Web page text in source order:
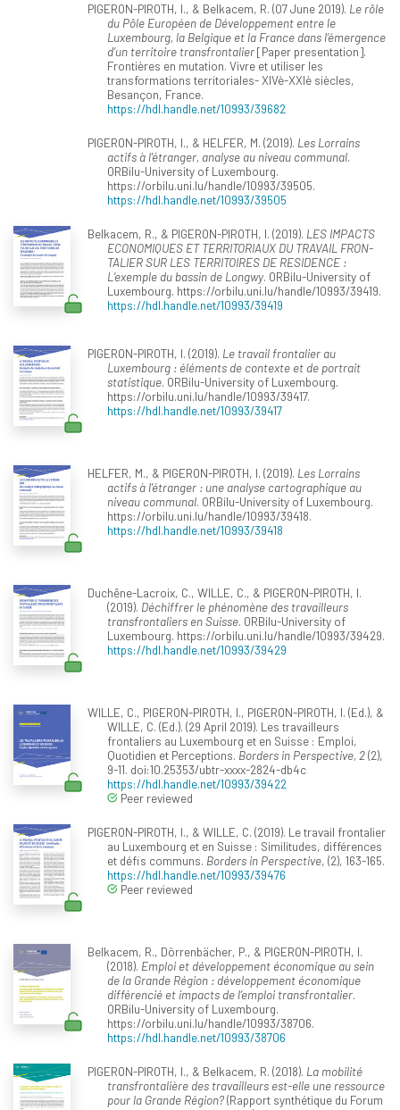
PIGERON-PIROTH, I., & Belkacem, R. (07 June 2019). Le rôle
du Pôle Européen de Développement entre le
Luxembourg, la Belgique et la France dans l’émergence
d’un territoire transfrontalier[Paper presentation].
Frontières en mutation. Vivre et utiliser les
transformations territoriales- XIVè-XXIè siècles,
Besançon, France.
https://hdl.handle.net/10993/39682
PIGERON-PIROTH, I., & HELFER, M. (2019). Les Lorrains
actifs à l'étranger, analyse au niveau communal.
ORBilu-University of Luxembourg.
https://orbilu.uni.lu/handle/10993/39505.
https://hdl.handle.net/10993/39505
Belkacem, R., & PIGERON-PIROTH, I. (2019). LES IMPACTS
ECONOMIQUES ET TERRITORIAUX DU TRAVAIL FRON-
TALIER SUR LES TERRITOIRES DE RESIDENCE :
L’exemple du bassin de Longwy. ORBilu-University of
Luxembourg. https://orbilu.uni.lu/handle/10993/39419.
https://hdl.handle.net/10993/39419
PIGERON-PIROTH, I. (2019). Le travail frontalier au
Luxembourg : éléments de contexte et de portrait
statistique. ORBilu-University of Luxembourg.
https://orbilu.uni.lu/handle/10993/39417.
https://hdl.handle.net/10993/39417
HELFER, M., & PIGERON-PIROTH, I. (2019). Les Lorrains
actifs à l'étranger : une analyse cartographique au
niveau communal. ORBilu-University of Luxembourg.
https://orbilu.uni.lu/handle/10993/39418.
https://hdl.handle.net/10993/39418
Duchêne-Lacroix, C., WILLE, C., & PIGERON-PIROTH, I.
(2019). Déchiffrer le phénomène des travailleurs
transfrontaliers en Suisse. ORBilu-University of
Luxembourg. https://orbilu.uni.lu/handle/10993/39429.
https://hdl.handle.net/10993/39429
WILLE, C., PIGERON-PIROTH, I., PIGERON-PIROTH, I. (Ed.), &
WILLE, C. (Ed.). (29 April 2019). Les travailleurs
frontaliers au Luxembourg et en Suisse : Emploi,
Quotidien et Perceptions. Borders in Perspective, 2(2),
9-11. doi:10.25353/ubtr-xxxx-2824-db4c
https://hdl.handle.net/10993/39422
Peer reviewed
PIGERON-PIROTH, I., & WILLE, C. (2019). Le travail frontalier
au Luxembourg et en Suisse : Similitudes, différences
et défis communs. Borders in Perspective, (2), 163-165.
https://hdl.handle.net/10993/39476
Peer reviewed
Belkacem, R., Dörrenbächer, P., & PIGERON-PIROTH, I.
(2018). Emploi et développement économique au sein
de la Grande Région : développement économique
différencié et impacts de l’emploi transfrontalier.
ORBilu-University of Luxembourg.
https://orbilu.uni.lu/handle/10993/38706.
https://hdl.handle.net/10993/38706
PIGERON-PIROTH, I., & Belkacem, R. (2018). La mobilité
transfrontalière des travailleurs est-elle une ressource
pour la Grande Région?(Rapport synthétique du Forum